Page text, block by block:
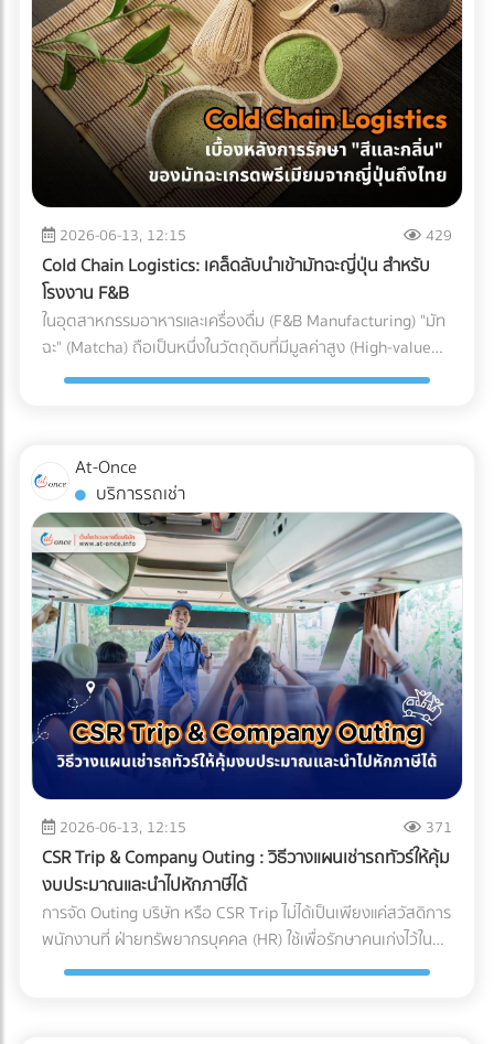
ถูกบรรจุลงตู้คอนเทนเนอร์ สำหรับธุรกิจ SME หรือองค์กรที่
ต้องการเติบโตในตลาดโลกอย่างยั่งยืน การยอมจ่ายค่าบริการที่
สมเหตุสมผลให้กับผู้เชี่ยวชาญ ย่อมเป็นทางเลือกที่ปลอดภัยและ
คุ้มค่ากว่าการยอมเสี่ยงเพื่อประหยัดงบเพียงเล็กน้อย แต่ต้องมา
นั่งเสียใจกับค่าปรับและปัญหาสินค้าติดท่าเรือในภายหลังอย่าง
(Particulate Matter Control) ในกรณีของอุปกรณ์ที่ต้องสัมผัส
กับกระแสเลือดโดยตรง เช่น สายสวนหลอดเลือด (Catheters)
หรือถุงเก็บเลือด ฝุ่นผงเพียงเล็กน้อยที่ปะปนเข้าไปอาจทำให้เกิด
ภาวะลิ่มเลือดอุดตัน หรือการอักเสบขั้นรุนแรงในร่างกายผู้ป่วยได้
ระบบ Cleanroom จะคอยกรองฝุ่นละออง สะเก็ดผิวหนัง หรือ
เส้นผมของพนักงาน ไม่ให้หลุดรอดลงไปในไลน์การผลิตอย่าง
เด็ดขาด 3. การควบคุมอุณหภูมิและความชื้น (Temperature &
Humidity) พลาสติกเกรดการแพทย์บางชนิดมีความไวต่อ
ความชื้นและอุณหภูมิ หากสภาพแวดล้อมแกว่งไปมา อาจส่งผล
ต่อขนาด (Dimension) และความแข็งแรงของชิ้นงาน
Cleanroom จะช่วยรักษาสภาพแวดล้อมให้คงที่ ทำให้ชิ้นส่วน
พลาสติกทุกชิ้นที่ถูกฉีดออกมามีขนาดที่แม่นยำ (Precision) ตาม
ที่วิศวกรออกแบบไว้ การบรรจุภัณฑ์ (Packaging): ขั้นตอนชี้ชะตา
ภายใน Cleanroom จุดบอดที่หลายคนมักมองข้ามคือ
กระบวนการบรรจุ แม้ชิ้นส่วนพลาสติกจะถูกผลิตออกมาอย่าง
ในโรงงานมาตรฐาน การนำชิ้นส่วนพลาสติกออกจากแม่พิมพ์
(Demolding), การประกอบชิ้นส่วน (Assembly), และ การซีล
บรรจุภัณฑ์ (Sealing) จะต้องดำเนินการให้เสร็จสิ้นภายใน
Cleanroom ทั้งหมด บรรจุภัณฑ์ที่ใช้มักเป็นถุงฟอยล์หรือถุง
Tyvek ที่ได้มาตรฐานการแพทย์ เมื่อซีลปิดผนึกเรียบร้อยแล้ว จึง
จะสามารถนำชิ้นงานนั้นออกจาก Cleanroom สู่คลังสินค้าปกติ
ได้ บทสรุป: ความมั่นใจที่ส่งต่อถึงมือผู้ป่วย การลงทุนสร้างและ
บำรุงรักษา Cleanroom มีต้นทุนที่สูงมาก ทั้งค่าระบบปรับอากาศ
ค่าชุดป้องกัน (Gowning) และการตรวจสอบมาตรฐานประจำปี แต่
สำหรับอุตสาหกรรมการแพทย์ นี่คือการลงทุนที่ประเมินค่าไม่ได้
สำหรับฝ่ายจัดซื้อหรือเจ้าของแบรนด์อุปกรณ์การแพทย์ การ
เลือกพาร์ทเนอร์ หรือ OEM โรงงานพลาสติกที่ได้รับการรับรอง
มาตรฐาน Cleanroom (ISO 14644) และระบบบริหารงาน
คุณภาพสำหรับเครื่องมือแพทย์ (ISO 13485) ไม่เพียงแต่ช่วยลด
ความเสี่ยงในการถูกตีกลับสินค้า (Product Recall) แต่ยัง
เป็นการสร้างความมั่นใจสูงสุดว่า ผลิตภัณฑ์ของคุณจะปลอดภัย
และพร้อมช่วยชีวิตผู้ป่วยได้อย่างแท้จริง
Parts) ที่ต้องทนต่อแรงดันและอุณหภูมิที่เปลี่ยนแปลงตลอดเวลา
หากเลือกใช้ชิ้นส่วนที่ไม่ได้มาตรฐาน นี่คือสิ่งที่อาจต้องจ่ายคืนใน
ภายหลัง: 1. ต้นทุนจากของเสียและเวลาสูญเปล่าในไลน์ผลิต
(False Reject & Downtime) อะไหล่ที่ราคาถูกมักจะแลกมากับ
การควบคุมคุณภาพ (QC) ที่หละหลวม สมมติว่ามีการนำ Stop
Valve ที่ไม่ได้มาตรฐานมาประกอบ เมื่อถึงขั้นตอนทดสอบแรงดัน
แล้วพบว่าวาล์วเกิดการรั่วซึม สิ่งที่ตามมาคือโรงงานต้องหยุด
สายพานการผลิต เสียเวลาถอดประกอบใหม่ และสูญเสียต้นทุน
ค่าแรงของพนักงานไปอย่างเปล่าประโยชน์ (Downtime Cost) 2.
ค่าใช้จ่ายในการเคลมสินค้าและชื่อเสียงที่เสียไป (Warranty
Claims & Reputation) "ความทนทาน" คือหัวใจของเครื่องปรับ
อากาศ ชิ้นส่วนอย่าง Accumulator ทำหน้าที่สำคัญในการดักจับ
ของเหลวไม่ให้ไหลกลับเข้าไปทำลายคอมเพรสเซอร์ หาก
Accumulator เกิดสนิมทะลุ หรือดักของเหลวไม่ได้
คอมเพรสเซอร์จะพังก่อนหมดอายุการใช้งานทันที ต้นทุนในการ
หลายร้อยเท่า 3. ต้นทุนจากการไม่ผ่านมาตรฐานสากล
(Compliance Risks) ในปี 2026 ทั่วโลกหันมาใช้น้ำยาแอร์รักษ์
โลก (Eco-Friendly Refrigerants) ซึ่งมักจะมีแรงดันสูงกว่า
น้ำยาแอร์ยุคเก่า ชิ้นส่วนราคาถูกอาจไม่ได้ถูกออกแบบมาเพื่อ
รองรับสเปกใหม่นี้ ทำให้ไม่ผ่านมาตรฐานความปลอดภัย
นอกจากนี้ หากซัพพลายเออร์ต้นทางไม่มีระบบจัดการสิ่ง
แวดล้อมที่ดี โรงงานก็อาจเผชิญความยากลำบากในการขอใบรับ
รองสากลเพื่อส่งออกสินค้าไปต่างประเทศ บทสรุป: การเปลี่ยน
มุมมองจาก "ราคา" สู่ "ความคุ้มค่า" แบรนด์ผู้ผลิตเครื่องปรับ
อากาศชั้นนำระดับโลก ล้วนเข้าใจถึงกฎข้อนี้ดี พวกเขาจึงมักไม่
ประนีประนอมกับชิ้นส่วนกลไกที่อยู่ภายใน และเจาะจงเลือกใช้ผู้
ผลิตชิ้นส่วน (OEM) ที่มีกระบวนการตรวจสอบคุณภาพแบบ
Standards หรือมาตรฐาน ISO) เท่านั้น การเปลี่ยนมุมมองจาก
การหา "อะไหล่ที่ถูกที่สุด" เป็น "อะไหล่ที่ลดความเสี่ยงได้มากที่สุด"
คือกุญแจสำคัญที่ทำให้องค์กรเติบโตอย่างยั่งยืน การเลือก
ซัพพลายเออร์จึงไม่ใช่แค่การเปรียบเทียบใบเสนอราคา แต่คือการ
มองหา "พาร์ทเนอร์เชิงกลยุทธ์" ที่สามารถช่วยควบคุม Total
Cost of Ownership ได้อย่างแท้จริง ท้ายที่สุดแล้ว การลงทุนกับ
ชิ้นส่วนที่มีคุณภาพตั้งแต่ต้นทาง ย่อมเป็นทางเลือกที่คุ้มค่ากว่า
2026-06-13, 12:15 429
Cold Chain Logistics: เคล็ดลับนำเข้ามัทฉะญี่ปุ่น สำหรับ
โรงงาน F&B
ในอุตสาหกรรมอาหารและเครื่องดื่ม (F&B Manufacturing) "มัท
ฉะ" (Matcha) ถือเป็นหนึ่งในวัตถุดิบที่มีมูลค่าสูง (High-value
Ingredient) และได้รับความนิยมอย่างต่อเนื่อง แต่ในขณะเดียวกัน
การขนส่งผงชาใส่ตู้คอนเทนเนอร์แล้วจบไป เพราะหากขาดการ
บริหารจัดการซัพพลายเชนที่ถูกต้อง สิ่งที่ส่งมาถึงหน้าโรงงาน
อาจกลายเป็นเพียง "ผงชาสีหม่น" ที่สูญเสียทั้งเอกลักษณ์และ
มูลค่า กุญแจสำคัญที่อยู่เบื้องหลังการคงสภาพความสดใหม่ สี
เขียวสว่าง และกลิ่นอูมามิของมัทฉะไว้ได้อย่างสมบูรณ์แบบ คือ
ระบบขนส่งที่เรียกว่า Cold Chain Logistics (ระบบห่วงโซ่ความ
เย็น) ทำไม "มัทฉะ" ถึงต้องการการดูแลระดับพิเศษ? ก่อนจะเข้าใจ
ความสำคัญของการขนส่ง ต้องเข้าใจธรรมชาติของผงมัทฉะ
ก่อน มัทฉะคือการนำใบชาทั้งใบไปบดละเอียดด้วยโม่หินจนเป็นผง
ขนาดไมครอน ทำให้ตัวผงชามีพื้นที่ผิวสัมผัสกับอากาศมาก ศัตรู
ตัวร้ายที่ทำลายคุณภาพของมัทฉะมีอยู่ 3 ประการหลัก: ความ
ร้อน (Heat): อุณหภูมิที่สูงเกินไปจะเร่งกระบวนการสลายตัวของ
คลอโรฟิลล์ (Chlorophyll) ทำให้สีเขียวสว่างสดใส (Vibrant
Green) กลายเป็นสีเหลืองอมน้ำตาล (Yellowish-brown)
ออกซิเจน (Oxygen): ทำให้เกิดปฏิกิริยาออกซิเดชัน (Oxidation)
ซึ่งจะทำลายสารประกอบที่ให้กลิ่นหอม (Aroma) และสารต้าน
อนุมูลอิสระ (Catechins) ทำให้รสชาติอูมามิหายไป และเกิดความ
ขมฝาดขึ้นมาแทน ความชื้นและแสง (Moisture & Light): เร่งการ
เติบโตของจุลินทรีย์ และทำให้สีของชาซีดจางลงอย่างรวดเร็ว
Cold Chain Logistics ทำงานอย่างไรในเส้นทาง ญี่ปุ่น-ไทย?
At-Once
บริการรถเช่า
2026-06-13, 12:15 371
CSR Trip & Company Outing : วิธีวางแผนเช่ารถทัวร์ให้คุ้ม
งบประมาณและนำไปหักภาษีได้
การจัด Outing บริษัท หรือ CSR Trip ไม่ได้เป็นเพียงแค่สวัสดิการ
พนักงานที่ ฝ่ายทรัพยากรบุคคล (HR) ใช้เพื่อรักษาคนเก่งไว้ใน
องค์กรเท่านั้น แต่ในมุมมองของผู้บริหารและฝ่ายบัญชี กิจกรรม